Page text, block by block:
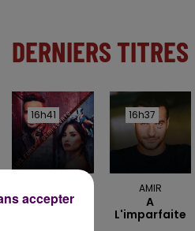
DERNIERS TITRES
16h41
16h41
LUIS FONSI & DEMI
LOVATO
16h37
16h37
AMIR
A
L'imparfaite
accepter